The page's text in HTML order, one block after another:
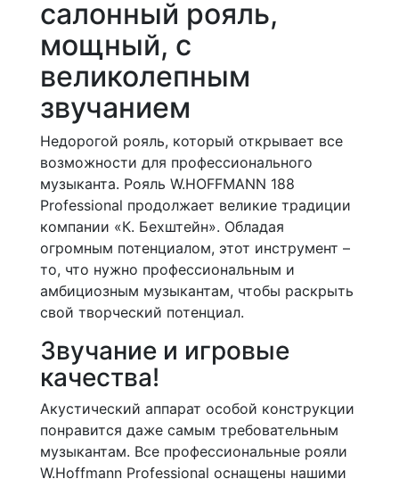
салонный рояль,
мощный, с
великолепным
звучанием
Недорогой рояль, который открывает все
возможности для профессионального
музыканта. Рояль W.HOFFMANN 188
Professional продолжает великие традиции
компании «К. Бехштейн». Обладая
огромным потенциалом, этот инструмент –
то, что нужно профессиональным и
амбициозным музыкантам, чтобы раскрыть
свой творческий потенциал.
Звучание и игровые
качества!
Акустический аппарат особой конструкции
понравится даже самым требовательным
музыкантам. Все профессиональные рояли
W.Hoffmann Professional оснащены нашими